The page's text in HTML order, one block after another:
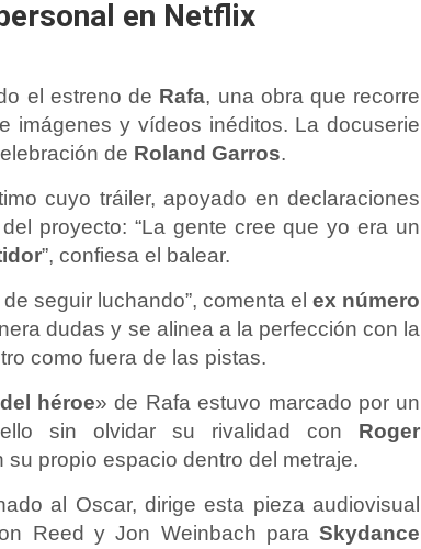
en Netflix
el estreno de Rafa, una obra que recorre
imágenes y vídeos inéditos. La docuserie
de Roland Garros.
cuyo tráiler, apoyado en declaraciones
proyecto: “La gente cree que yo era un
”, confiesa el balear.
seguir luchando”, comenta elex número
dudas y se alinea a la perfección con la
como fuera de las pistas.
héroe» de Rafa estuvo marcado por un
sin olvidar su rivalidad con Roger
su propio espacio dentro del metraje.
al Oscar, dirige esta pieza audiovisual
Reed y Jon Weinbach paraSkydance